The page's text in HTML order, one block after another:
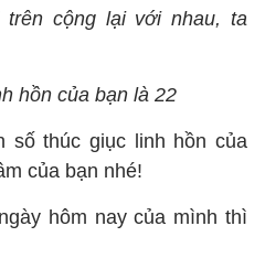
cộng lại với nhau, ta
hồn của bạn là 22
số thúc giục linh hồn của
của bạn nhé!
hôm nay của mình thì